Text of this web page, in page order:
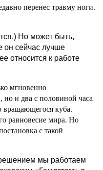
перенес травму ноги.
Но может быть,
он сейчас лучше
относится к работе
мгновенно
но и два с половиной часа
вращающегося куба.
равновесие мира. Но
с такой
мы работаем